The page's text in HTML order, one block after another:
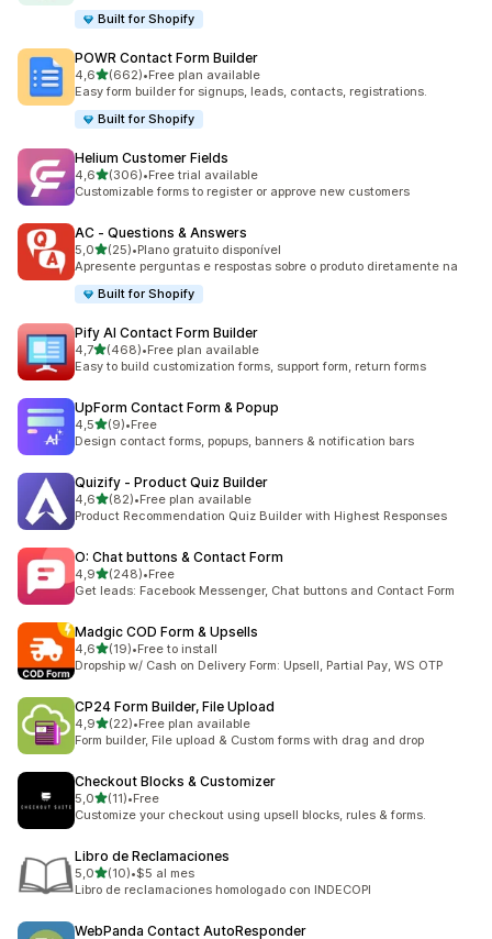
Built for Shopify
POWR Contact Form Builder
4,6de 5 estrelas
(662)
662 total de avaliações
•Free plan available
Easy form builder for signups, leads, contacts, registrations.
Built for Shopify
Helium Customer Fields
4,6de 5 estrelas
(306)
306 total de avaliações
•Free trial available
Customizable forms to register or approve new customers
AC ‑ Questions & Answers
5,0de 5 estrelas
(25)
25 total de avaliações
•Plano gratuito disponível
Apresente perguntas e respostas sobre o produto diretamente na
Built for Shopify
Pify AI Contact Form Builder
4,7de 5 estrelas
(468)
468 total de avaliações
•Free plan available
Easy to build customization forms, support form, return forms
UpForm Contact Form & Popup
4,5de 5 estrelas
(9)
9 total de avaliações
•Free
Design contact forms, popups, banners & notification bars
Quizify ‑ Product Quiz Builder
4,6de 5 estrelas
(82)
82 total de avaliações
•Free plan available
Product Recommendation Quiz Builder with Highest Responses
O: Chat buttons & Contact Form
4,9de 5 estrelas
(248)
248 total de avaliações
•Free
Get leads: Facebook Messenger, Chat buttons and Contact Form
Madgic COD Form & Upsells
4,6de 5 estrelas
(19)
19 total de avaliações
•Free to install
Dropship w/ Cash on Delivery Form: Upsell, Partial Pay, WS OTP
CP24 Form Builder, File Upload
4,9de 5 estrelas
(22)
22 total de avaliações
•Free plan available
Form builder, File upload & Custom forms with drag and drop
Checkout Blocks & Customizer
5,0de 5 estrelas
(11)
11 total de avaliações
•Free
Customize your checkout using upsell blocks, rules & forms.
Libro de Reclamaciones
5,0de 5 estrelas
(10)
10 total de avaliações
•$5 al mes
Libro de reclamaciones homologado con INDECOPI
WebPanda Contact AutoResponder